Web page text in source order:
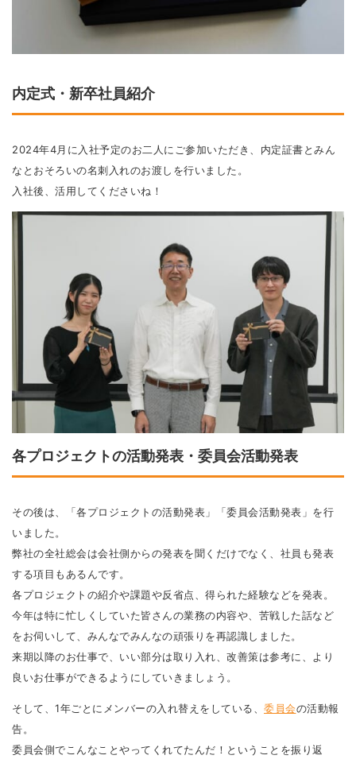
内定式・新卒社員紹介
2024年4月に入社予定のお二人にご参加いただき、内定証書とみん
なとおそろいの名刺入れのお渡しを行いました。
入社後、活用してくださいね！
各プロジェクトの活動発表・委員会活動発表
その後は、「各プロジェクトの活動発表」「委員会活動発表」を行
いました。
弊社の全社総会は会社側からの発表を聞くだけでなく、社員も発表
する項目もあるんです。
各プロジェクトの紹介や課題や反省点、得られた経験などを発表。
今年は特に忙しくしていた皆さんの業務の内容や、苦戦した話など
をお伺いして、みんなでみんなの頑張りを再認識しました。
来期以降のお仕事で、いい部分は取り入れ、改善策は参考に、より
良いお仕事ができるようにしていきましょう。
そして、1年ごとにメンバーの入れ替えをしている、 委員会の活動報
告。
委員会側でこんなことやってくれてたんだ！ということを振り返